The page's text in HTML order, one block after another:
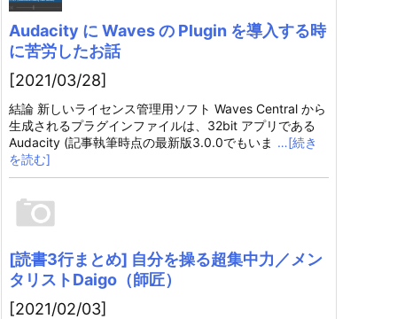
Audacity に Waves の Plugin を導入する時
に苦労したお話
[2021/03/28]
結論 新しいライセンス管理用ソフト Waves Central から
生成されるプラグインファイルは、32bit アプリである
Audacity (記事執筆時点の最新版3.0.0でもいま …[続き
を読む]
[読書3行まとめ] 自分を操る超集中力／メン
タリストDaigo（師匠）
[2021/02/03]